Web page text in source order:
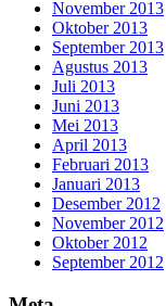
November 2013
Oktober 2013
September 2013
Agustus 2013
Juli 2013
Juni 2013
Mei 2013
April 2013
Februari 2013
Januari 2013
Desember 2012
November 2012
Oktober 2012
September 2012